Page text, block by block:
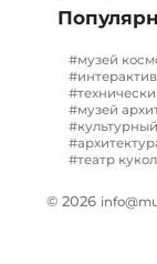
#музей
#музей
#театр кукол
© 2026